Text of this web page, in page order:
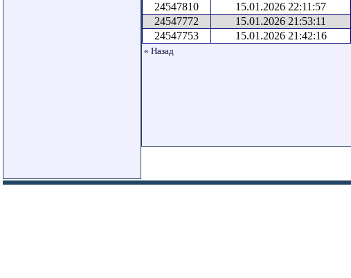
24547810
15.01.2026 22:11:57
24547772
15.01.2026 21:53:11
24547753
15.01.2026 21:42:16
« Назад